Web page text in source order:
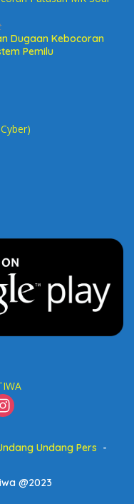
Dugaan Kebocoran
Pemilu
Undang Pers
@2023